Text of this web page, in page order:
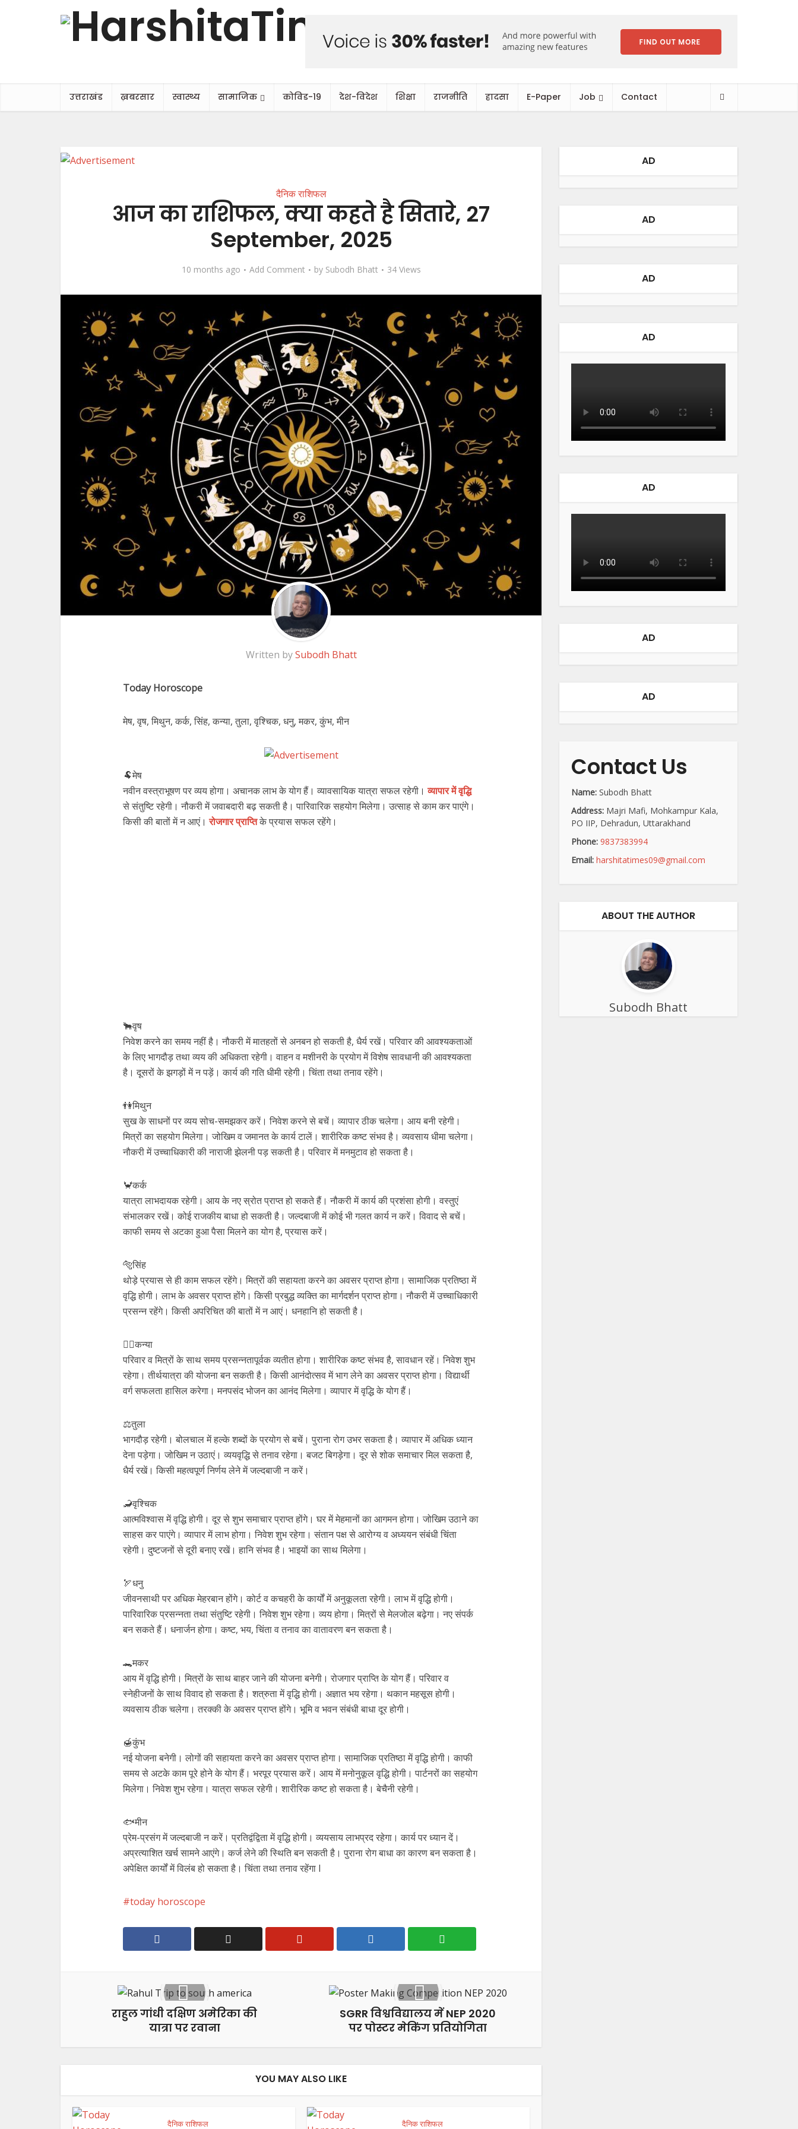
उत्तराखंड ख़बरसार स्वास्थ्य सामाजिक कोविड-19 देश-विदेश शिक्षा राजनीति हादसा E-Paper Job Contact
दैनिक राशिफल
आज का राशिफल, क्या कहते है सितारे, 27
September, 2025
10 months ago Add Comment by Subodh Bhatt 34 Views
Written bySubodh Bhatt
Today Horoscope
मेष, वृष, मिथुन, कर्क, सिंह, कन्या, तुला, वृश्चिक, धनु, मकर, कुंभ, मीन
🐏मेष
नवीन वस्त्राभूषण पर व्यय होगा। अचानक लाभ के योग हैं। व्यावसायिक यात्रा सफल रहेगी। व्यापार में वृद्धि
से संतुष्टि रहेगी। नौकरी में जवाबदारी बढ़ सकती है। पारिवारिक सहयोग मिलेगा। उत्साह से काम कर पाएंगे।
किसी की बातों में न आएं।रोजगार प्राप्तिके प्रयास सफल रहेंगे।
🐂वृष
निवेश करने का समय नहीं है। नौकरी में मातहतों से अनबन हो सकती है, धैर्य रखें। परिवार की आवश्यकताओं
के लिए भागदौड़ तथा व्यय की अधिकता रहेगी। वाहन व मशीनरी के प्रयोग में विशेष सावधानी की आवश्यकता
है। दूसरों के झगड़ों में न पड़ें। कार्य की गति धीमी रहेगी। चिंता तथा तनाव रहेंगे।
👫मिथुन
सुख के साधनों पर व्यय सोच-समझकर करें। निवेश करने से बचें। व्यापार ठीक चलेगा। आय बनी रहेगी।
मित्रों का सहयोग मिलेगा। जोखिम व जमानत के कार्य टालें। शारीरिक कष्ट संभव है। व्यवसाय धीमा चलेगा।
नौकरी में उच्चाधिकारी की नाराजी झेलनी पड़ सकती है। परिवार में मनमुटाव हो सकता है।
🦀कर्क
या‍त्रा लाभदायक रहेगी। आय के नए स्रोत प्राप्त हो सकते हैं। नौकरी में कार्य की प्रशंसा होगी। वस्तुएं
संभालकर रखें। कोई राजकीय बाधा हो सकती है। जल्दबाजी में कोई भी गलत कार्य न करें। विवाद से बचें।
काफी समय से अटका हुआ पैसा मिलने का योग है, प्रयास करें।
🐅सिंह
थोड़े प्रयास से ही काम सफल रहेंगे। मित्रों की सहायता करने का अवसर प्राप्त होगा। सामाजिक प्रतिष्ठा में
वृद्धि होगी। लाभ के अवसर प्राप्त होंगे। किसी प्रबुद्ध व्यक्ति का मार्गदर्शन प्राप्त होगा। नौकरी में उच्चाधिकारी
प्रसन्न रहेंगे। किसी अपरिचित की बातों में न आएं। धनहानि हो सकती है।
🙍‍♀️कन्या
परिवार व मित्रों के साथ समय प्रसन्नतापूर्वक व्यतीत होगा। शारीरिक कष्ट संभव है, सावधान रहें। निवेश शुभ
रहेगा। तीर्थयात्रा की योजना बन सकती है। किसी आनंदोत्सव में भाग लेने का अवसर प्राप्त होगा। विद्यार्थी
वर्ग सफलता हासिल करेगा। मनपसंद भोजन का आनंद मिलेगा। व्यापार में वृद्धि के योग हैं।
⚖️तुला
भागदौड़ रहेगी। बोलचाल में हल्के शब्दों के प्रयोग से बचें। पुराना रोग उभर सकता है। व्यापार में अधिक ध्यान
देना पड़ेगा। जोखिम न उठाएं। व्ययवृद्धि से तनाव रहेगा। बजट बिगड़ेगा। दूर से शोक समाचार मिल सकता है,
धैर्य रखें। किसी महत्वपूर्ण निर्णय लेने में जल्दबाजी न करें।
🦂वृश्चिक
आत्मविश्वास में वृद्धि होगी। दूर से शुभ समाचार प्राप्त होंगे। घर में मेहमानों का आगमन होगा। जोखिम उठाने का
साहस कर पाएंगे। व्यापार में लाभ होगा। निवेश शुभ रहेगा। संतान पक्ष से आरोग्य व अध्ययन संबंधी चिंता
रहेगी। दुष्टजनों से दूरी बनाए रखें। हानि संभव है। भाइयों का साथ मिलेगा।
🏹धनु
जीवनसाथी पर अधिक मेहरबान होंगे। कोर्ट व कचहरी के कार्यों में अनुकूलता रहेगी। लाभ में वृद्धि होगी।
पारिवारिक प्रसन्नता तथा संतुष्टि रहेगी। निवेश शुभ रहेगा। व्यय होगा। मित्रों से मेलजोल बढ़ेगा। नए संपर्क
बन सकते हैं। धनार्जन होगा। कष्ट, भय, चिंता व तनाव का वातावरण बन सकता है।
🐊मकर
आय में वृद्धि होगी। मित्रों के साथ बाहर जाने की योजना बनेगी। रोजगार प्राप्ति के योग हैं। परिवार व
स्नेहीजनों के साथ विवाद हो सकता है। शत्रुता में वृद्धि होगी। अज्ञात भय रहेगा। थकान महसूस होगी।
व्यवसाय ठीक चलेगा। तरक्की के अवसर प्राप्त होंगे। भूमि व भवन संबंधी बाधा दूर होगी।
🍯कुंभ
नई योजना बनेगी। लोगों की सहायता करने का अवसर प्राप्त होगा। सामाजिक प्रतिष्ठा में वृद्धि होगी। काफी
समय से अटके काम पूरे होने के योग हैं। भरपूर प्रयास करें। आय में मनोनुकूल वृद्धि होगी। पार्टनरों का सहयोग
मिलेगा। निवेश शुभ रहेगा। यात्रा सफल रहेगी। शारीरिक कष्ट हो सकता है। बेचैनी रहेगी।
🐟मीन
प्रेम-प्रसंग में जल्दबाजी न करें। प्रतिद्वंद्विता में वृद्धि होगी। व्ययसाय लाभप्रद रहेगा। कार्य पर ध्यान दें।
अप्रत्याशित खर्च सामने आएंगे। कर्ज लेने की स्थिति बन सकती है। पुराना रोग बाधा का कारण बन सकता है।
अपेक्षित कार्यों में विलंब हो सकता है। चिंता तथा तनाव रहेंगा l
today horoscope
राहुल गांधी दक्षिण अमेरिका की
यात्रा पर रवाना
SGRR विश्वविद्यालय में NEP 2020
पर पोस्टर मेकिंग प्रतियोगिता
YOU MAY ALSO LIKE
दैनिक राशिफल दैनिक राशिफल
AD
AD
AD
AD
AD
AD
AD
Contact Us
Name: Subodh Bhatt
Address: Majri Mafi, Mohkampur Kala,
PO IIP, Dehradun, Uttarakhand
Phone: 9837383994
Email: harshitatimes09@gmail.com
ABOUT THE AUTHOR
Subodh Bhatt